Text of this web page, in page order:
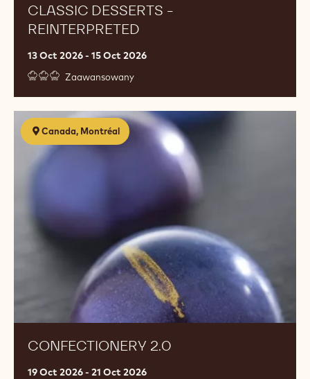
CLASSIC DESSERTS -
REINTERPRETED
13 Oct 2026 - 15 Oct 2026
Zaawansowany
Canada, Montréal
CONFECTIONERY 2.0
19 Oct 2026 - 21 Oct 2026
Confectionery
2.0